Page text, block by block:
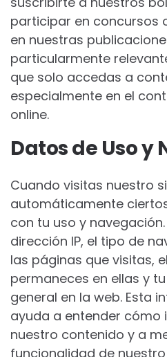
participar en concursos
en nuestras
particularmente
que solo accedas a
especialmente en el
online.
Datos de Uso y
Cuando visitas nuestro
automáticamente
con tu uso y
dirección IP, el tipo de
las páginas que visitas,
permaneces en ellas y
general en la web. Esta
ayuda a entender cómo
nuestro contenido y a
funcionalidad de